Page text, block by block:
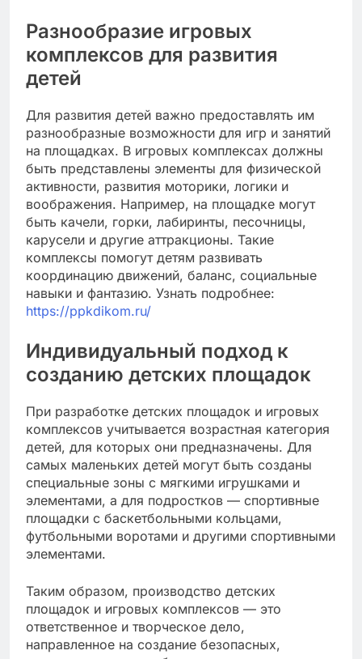
Разнообразие игровых
комплексов для развития
детей
Для развития детей важно предоставлять им
разнообразные возможности для игр и занятий
на площадках. В игровых комплексах должны
быть представлены элементы для физической
активности, развития моторики, логики и
воображения. Например, на площадке могут
быть качели, горки, лабиринты, песочницы,
карусели и другие аттракционы. Такие
комплексы помогут детям развивать
координацию движений, баланс, социальные
навыки и фантазию. Узнать подробнее:
https://ppkdikom.ru/
Индивидуальный подход к
созданию детских площадок
При разработке детских площадок и игровых
комплексов учитывается возрастная категория
детей, для которых они предназначены. Для
самых маленьких детей могут быть созданы
специальные зоны с мягкими игрушками и
элементами, а для подростков — спортивные
площадки с баскетбольными кольцами,
футбольными воротами и другими спортивными
элементами.
Таким образом, производство детских
площадок и игровых комплексов — это
ответственное и творческое дело,
направленное на создание безопасных,